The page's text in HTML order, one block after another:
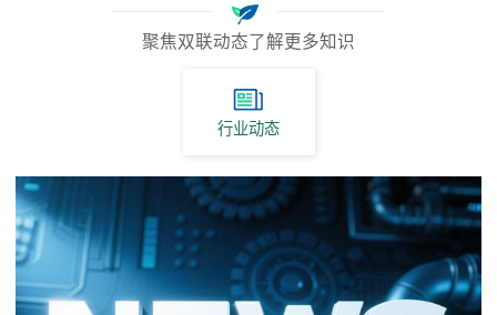
聚焦双联动态了解更多知识
行业动态